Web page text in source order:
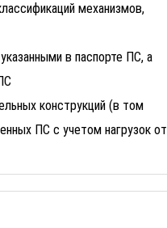
механизмов,
в паспорте ПС, а
конструкций (в том
ПС с учетом нагрузок от